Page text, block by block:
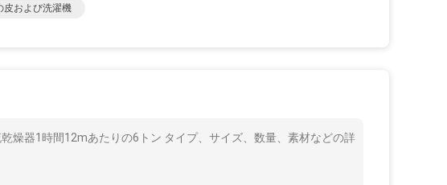
皮および洗濯機
燥器1時間12mあたりの6トン タイプ、サイズ、数量、素材などの詳